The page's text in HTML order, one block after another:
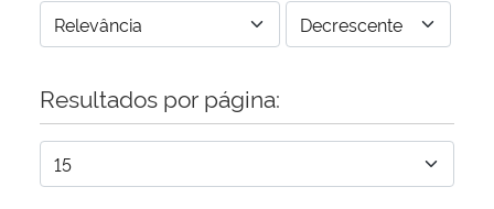
Resultados por página: